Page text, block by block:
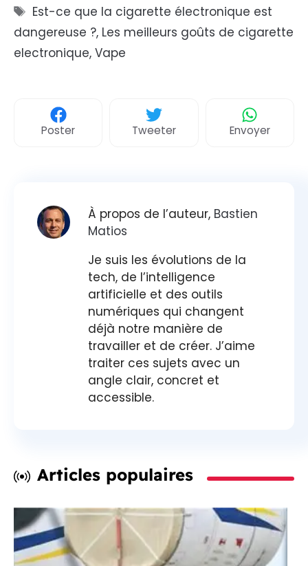
Étiquettes
Est-ce que la cigarette électronique est
dangereuse ?, Les meilleurs goûts de cigarette
electronique, Vape
Poster Tweeter Envoyer
À propos de l’auteur, Bastien
Matios
Je suis les évolutions de la
tech, de l’intelligence
artificielle et des outils
numériques qui changent
déjà notre manière de
travailler et de créer. J’aime
traiter ces sujets avec un
angle clair, concret et
accessible.
Articles populaires